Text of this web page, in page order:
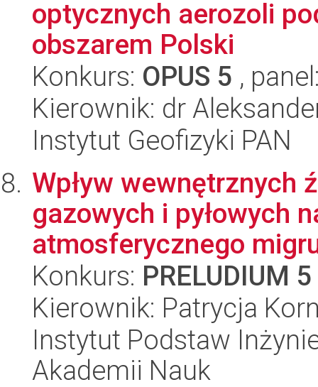
optycznych aerozoli
obszarem Polski
Konkurs: OPUS 5 ,
Kierownik: dr
Instytut Geofizyki PAN
Wpływ wewnętrznych
gazowych i pyłowych
atmosferycznego
Konkurs: PRELUDIUM 5
Kierownik: Patrycja
Instytut Podstaw
Akademii Nauk